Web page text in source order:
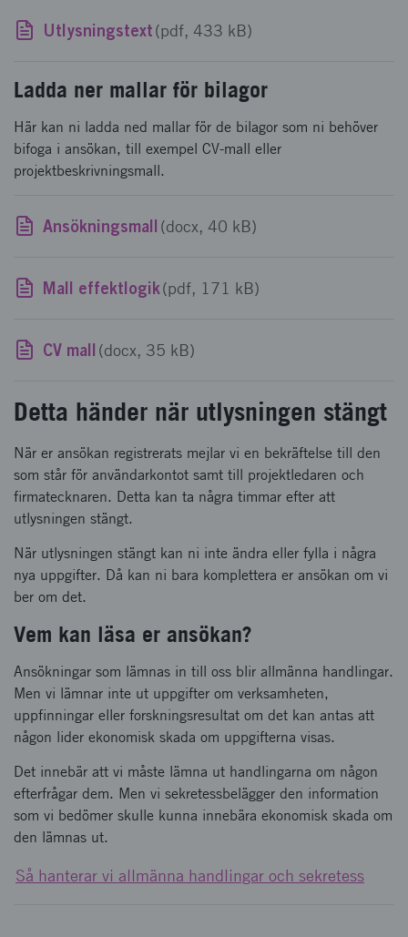
Utlysningstext(pdf, 433 kB)
Ladda ner mallar för bilagor
Här kan ni ladda ned mallar för de bilagor som ni behöver
bifoga i ansökan, till exempel CV-mall eller
projektbeskrivningsmall.
Ansökningsmall (docx, 40 kB)
Mall effektlogik(pdf, 171 kB)
CV mall (docx, 35 kB)
Detta händer när utlysningen stängt
När er ansökan registrerats mejlar vi en bekräftelse till den
som står för användarkontot samt till projektledaren och
firmatecknaren. Detta kan ta några timmar efter att
utlysningen stängt.
När utlysningen stängt kan ni inte ändra eller fylla i några
nya uppgifter. Då kan ni bara komplettera er ansökan om vi
ber om det.
Vem kan läsa er ansökan?
Ansökningar som lämnas in till oss blir allmänna handlingar.
Men vi lämnar inte ut uppgifter om verksamheten,
uppfinningar eller forskningsresultat om det kan antas att
någon lider ekonomisk skada om uppgifterna visas.
Det innebär att vi måste lämna ut handlingarna om någon
efterfrågar dem. Men vi sekretessbelägger den information
som vi bedömer skulle kunna innebära ekonomisk skada om
den lämnas ut.
Så hanterar vi allmänna handlingar och sekretess